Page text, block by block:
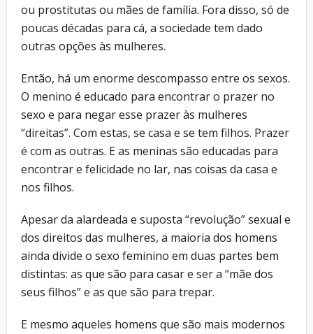
ou prostitutas ou mães de família. Fora disso, só de
poucas décadas para cá, a sociedade tem dado
outras opções às mulheres.
Então, há um enorme descompasso entre os sexos.
O menino é educado para encontrar o prazer no
sexo e para negar esse prazer às mulheres
“direitas”. Com estas, se casa e se tem filhos. Prazer
é com as outras. E as meninas são educadas para
encontrar e felicidade no lar, nas coisas da casa e
nos filhos.
Apesar da alardeada e suposta “revolução” sexual e
dos direitos das mulheres, a maioria dos homens
ainda divide o sexo feminino em duas partes bem
distintas: as que são para casar e ser a “mãe dos
seus filhos” e as que são para trepar.
E mesmo aqueles homens que são mais modernos